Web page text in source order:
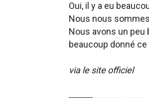
Oui, il y a eu
Nous nous
Nous avons un
beaucoup donné
via le site officiel